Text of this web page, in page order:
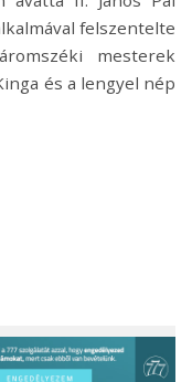
felszentelte
mesterek
és a lengyel nép